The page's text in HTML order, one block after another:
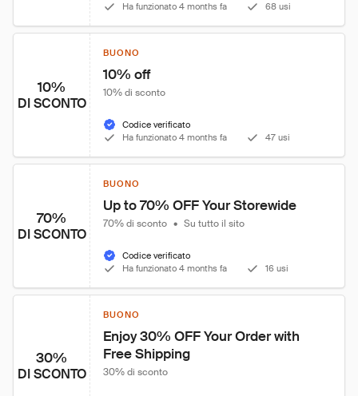
Ha funzionato 4 months fa
68 usi
10%
DI SCONTO
BUONO
10% off
10% di sconto
Codice verificato
Ha funzionato 4 months fa
47 usi
70%
DI SCONTO
BUONO
Up to 70% OFF Your Storewide
70% di sconto • Su tutto il sito
Codice verificato
Ha funzionato 4 months fa
16 usi
30%
DI SCONTO
BUONO
Enjoy 30% OFF Your Order with
Free Shipping
30% di sconto